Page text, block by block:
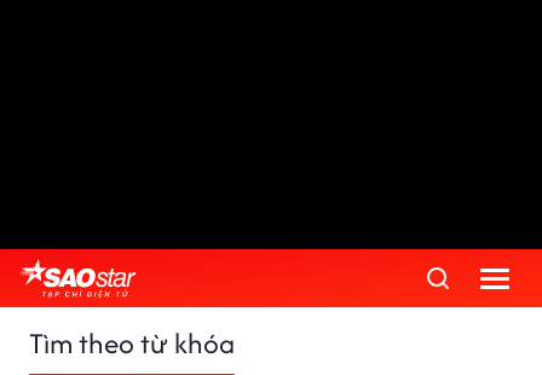
Tìm theo từ khóa